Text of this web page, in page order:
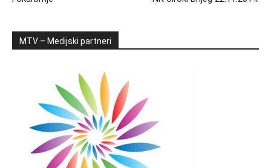
MTV – Medijski partneri